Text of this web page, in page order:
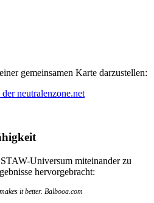
gemeinsamen Karte darzustellen:
neutralenzone.net
Universum miteinander zu
hervorgebracht:
it better. Balbooa.com